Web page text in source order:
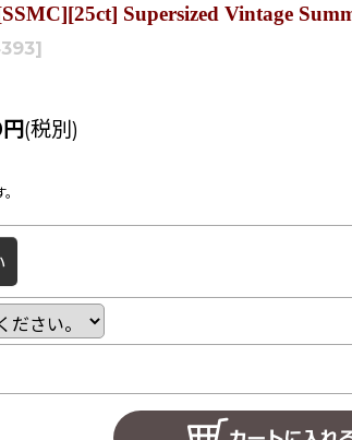
Supersized Vintage
]
円(税別)